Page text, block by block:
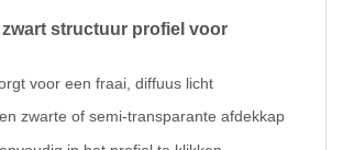
zwart structuur profiel voor
voor een fraai, diffuus licht
zwarte of semi-transparante afdekkap